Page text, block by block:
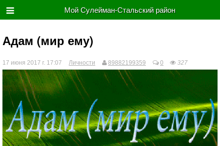
Мой Сулейман-Стальский район
Адам (мир ему)
17 июня 2017 г. 17:07 Личности 89882199359 0 327